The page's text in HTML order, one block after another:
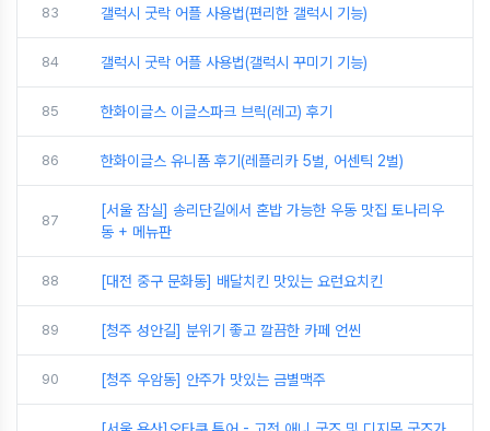
83 갤럭시 굿락 어플 사용법(편리한 갤럭시 기능)
84 갤럭시 굿락 어플 사용법(갤럭시 꾸미기 기능)
85 한화이글스 이글스파크 브릭(레고) 후기
86 한화이글스 유니폼 후기(레플리카 5벌, 어센틱 2벌)
87
[서울 잠실] 송리단길에서 혼밥 가능한 우동 맛집 토나리우
동 + 메뉴판
88 [대전 중구 문화동] 배달치킨 맛있는 요런요치킨
89 [청주 성안길] 분위기 좋고 깔끔한 카페 언씬
90 [청주 우암동] 안주가 맛있는 금별맥주